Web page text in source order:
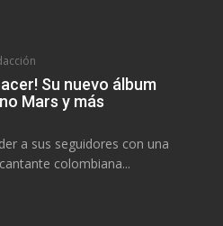
Su nuevo álbum
Mars y más
a sus seguidores con una
colombiana...